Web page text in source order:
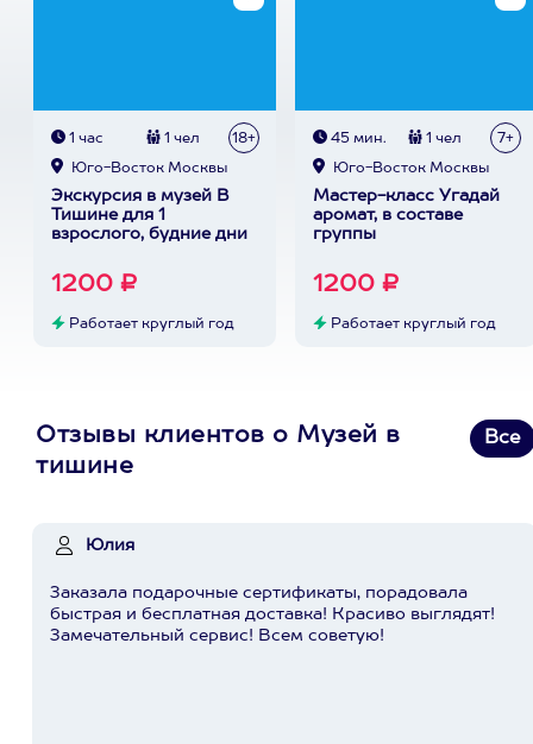
1 час 1 чел 18+
Юго-Восток Москвы
Экскурсия в музей В
Тишине для 1
взрослого, будние дни
1200 ₽
Работает круглый год
45 мин. 1 чел 7+
Юго-Восток Москвы
Мастер-класс Угадай
аромат, в составе
группы
1200 ₽
Работает круглый год
Отзывы клиентов о Музей в
тишине
Все
Юлия
Заказала подарочные сертификаты, порадовала
быстрая и бесплатная доставка! Красиво выглядят!
Замечательный сервис! Всем советую!